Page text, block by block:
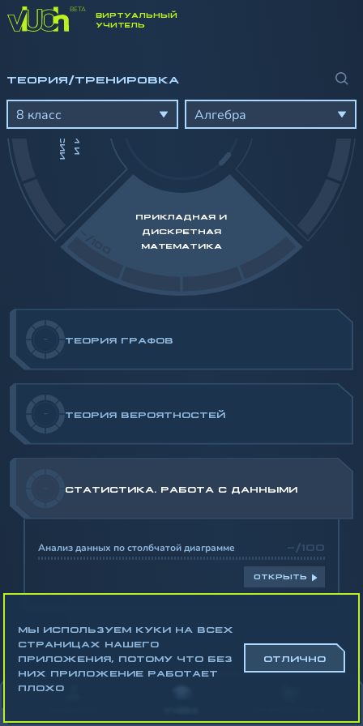
ВИРТУАЛЬНЫЙ
УЧИТЕЛЬ
8 класс Алгебра
ТЕОРИЯ/ТРЕНИРОВКА
-/100
ПРИКЛАДНАЯ И
ДИСКРЕТНАЯ
МАТЕМАТИКА
Ф
У
Н
К
Ц
И
И
И
ПР
О
Г
Р
Е
С
С
И
И
- ТЕОРИЯ ГРАФОВ
- ТЕОРИЯ ВЕРОЯТНОСТЕЙ
СТАТИСТИКА. РАБОТА С ДАННЫМИ
Анализ данных по столбчатой диаграмме -/100
ОТКРЫТЬ
Математика
Геометрия
МЫ ИСПОЛЬЗУЕМ КУКИ НА ВСЕХ
СТРАНИЦАХ НАШЕГО
ПРИЛОЖЕНИЯ, ПОТОМУ ЧТО БЕЗ
НИХ ПРИЛОЖЕНИЕ РАБОТАЕТ
ПЛОХО
ОТЛИЧНО